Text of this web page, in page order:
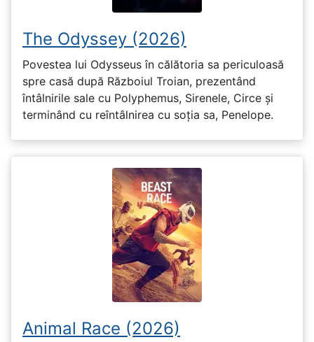
The Odyssey (2026)
Povestea lui Odysseus în călătoria sa periculoasă
spre casă după Războiul Troian, prezentând
întâlnirile sale cu Polyphemus, Sirenele, Circe și
terminând cu reîntâlnirea cu soția sa, Penelope.
Animal Race (2026)